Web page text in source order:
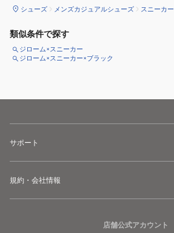
シューズ メンズカジュアルシューズ スニーカー
類似条件で探す
ジローム×スニーカー
ジローム×スニーカー×ブラック
サポート
規約・会社情報
店舗公式アカウント